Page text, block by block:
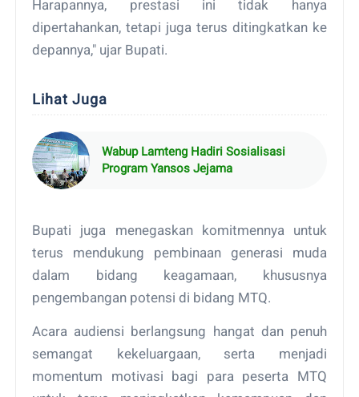
Harapannya, prestasi ini tidak hanya
dipertahankan, tetapi juga terus ditingkatkan ke
depannya," ujar Bupati.
Lihat Juga
Wabup Lamteng Hadiri Sosialisasi
Program Yansos Jejama
Bupati juga menegaskan komitmennya untuk
terus mendukung pembinaan generasi muda
dalam bidang keagamaan, khususnya
pengembangan potensi di bidang MTQ.
Acara audiensi berlangsung hangat dan penuh
semangat kekeluargaan, serta menjadi
momentum motivasi bagi para peserta MTQ